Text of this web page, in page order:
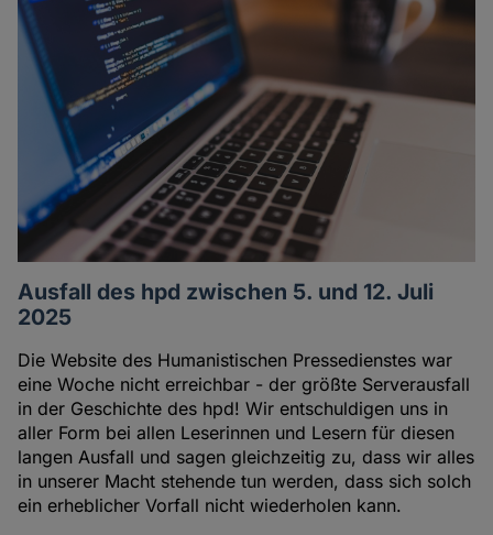
Ausfall des hpd zwischen 5. und 12. Juli
2025
Die Website des Humanistischen Pressedienstes war
eine Woche nicht erreichbar - der größte Serverausfall
in der Geschichte des hpd! Wir entschuldigen uns in
aller Form bei allen Leserinnen und Lesern für diesen
langen Ausfall und sagen gleichzeitig zu, dass wir alles
in unserer Macht stehende tun werden, dass sich solch
ein erheblicher Vorfall nicht wiederholen kann.